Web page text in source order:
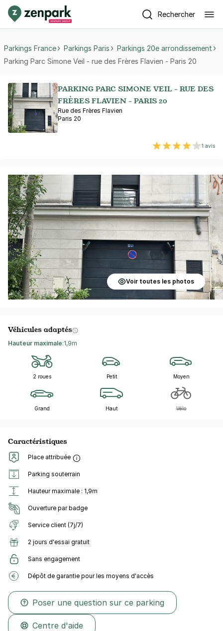
Rechercher
Parkings France Parkings Paris
Parkings 20e arrondissement
Parking Parc Simone Veil - rue des Frères Flavien - Paris 20
PARKING PARC SIMONE VEIL - RUE DES
FRÈRES FLAVIEN - PARIS 20
Rue des Frères Flavien
Paris 20
1 avis
Voir toutes les photos
Véhicules adaptés
Hauteur maximale:1,9m
2 roues Petit Moyen
Grand Haut Vélo
Caractéristiques
Place attribuée
Parking souterrain
Hauteur maximale : 1,9m
Ouverture par badge
Service client (7j/7)
2 jours d'essai gratuit
Sans engagement
Dépôt de garantie pour les moyens d'accès
Poser une question sur ce parking
Centre d'aide